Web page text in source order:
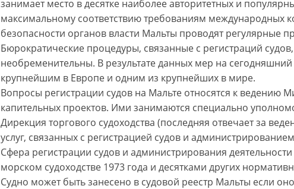
занимает место в десятке наиболее авторитетных и
максимальному соответствию требованиям международных
безопасности органов власти Мальты проводят регулярные
Бюрократические процедуры, связанные с регистраций
необременительны. В результате данных мер на сегодняшний
крупнейшим в Европе и одним из крупнейших в мире.
Вопросы регистрации судов на Мальте относятся к ведению
капительных проектов. Ими занимаются специально
Дирекция торгового судоходства (последняя отвечает за
услуг, связанных с регистрацией судов и
Сфера регистрации судов и администрирования
морском судоходстве 1973 года и десятками других
Судно может быть занесено в судовой реестр Мальты если